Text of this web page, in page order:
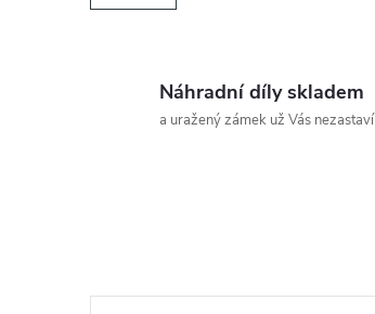
Náhradní díly skladem
a uražený zámek už Vás nezastaví